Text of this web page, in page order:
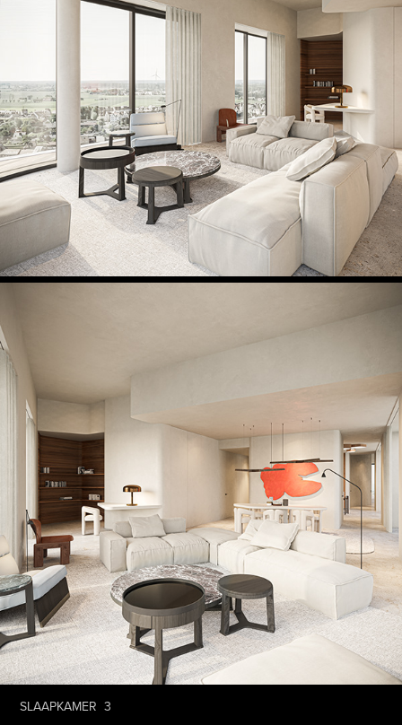
SLAAPKAMER 3